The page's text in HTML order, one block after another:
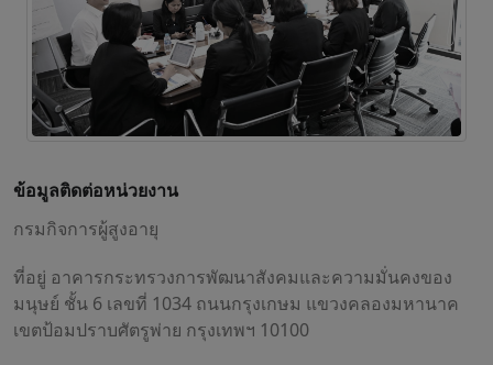
ข้อมูลติดต่อหน่วยงาน
กรมกิจการผู้สูงอายุ
ที่อยู่ อาคารกระทรวงการพัฒนาสังคมและความมั่นคงของ
มนุษย์ ชั้น 6 เลขที่ 1034 ถนนกรุงเกษม แขวงคลองมหานาค
เขตป้อมปราบศัตรูพ่าย กรุงเทพฯ 10100